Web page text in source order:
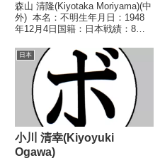
森山 清隆(Kiyotaka Moriyama)(中
外) 本名：不明生年月日：1948
年12月4日国籍：日本戦績：8戦5
ル】なし 【戦歴】1967/08/18
○4R判定 (採点不明) 馬越 秀雄
(大...
日本
小川 清幸(Kiyoyuki
Ogawa)